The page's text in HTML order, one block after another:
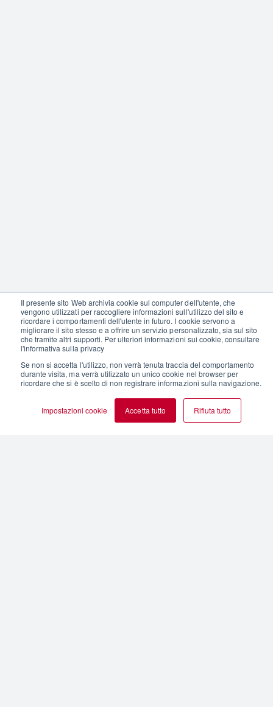
Il presente sito Web archivia cookie sul computer dell'utente, che
vengono utilizzati per raccogliere informazioni sull'utilizzo del sito e
ricordare i comportamenti dell'utente in futuro. I cookie servono a
migliorare il sito stesso e a offrire un servizio personalizzato, sia sul sito
che tramite altri supporti. Per ulteriori informazioni sui cookie, consultare
l'informativa sulla privacy
Se non si accetta l'utilizzo, non verrà tenuta traccia del comportamento
durante visita, ma verrà utilizzato un unico cookie nel browser per
ricordare che si è scelto di non registrare informazioni sulla navigazione.
Impostazioni cookie Accetta tutto Rifiuta tutto